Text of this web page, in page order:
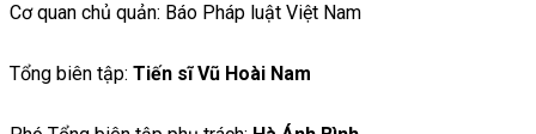
Cơ quan chủ quản: Báo Pháp luật Việt Nam
Tổng biên tập: Tiến sĩ Vũ Hoài Nam